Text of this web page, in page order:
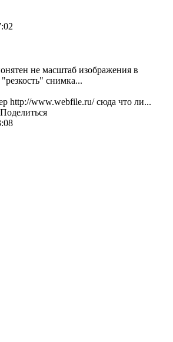
не масштаб изображения в
снимка...
http://www.webfile.ru/ сюда что ли...
Поделиться